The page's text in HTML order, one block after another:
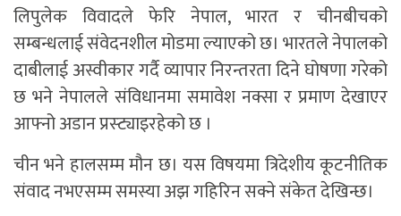
लिपुलेक विवादले फेरि नेपाल, भारत र चीनबीचको
सम्बन्धलाई संवेदनशील मोडमा ल्याएको छ। भारतले नेपालको
दाबीलाई अस्वीकार गर्दै व्यापार निरन्तरता दिने घोषणा गरेको
छ भने नेपालले संविधानमा समावेश नक्सा र प्रमाण देखाएर
आफ्नो अडान प्रस्ट्याइरहेको छ ।
चीन भने हालसम्म मौन छ। यस विषयमा त्रिदेशीय कूटनीतिक
संवाद नभएसम्म समस्या अझ गहिरिन सक्ने संकेत देखिन्छ।